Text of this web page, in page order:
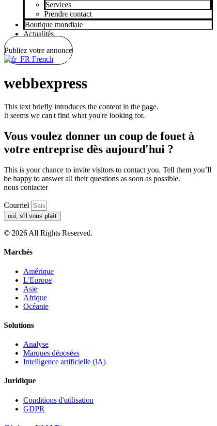
Services
Prendre contact
Boutique mondiale
Actualités
Publiez votre annonce
French
webbexpress
This text briefly introduces the content in the page.
It seems we can't find what you're looking for.
Vous voulez donner un coup de fouet à
votre entreprise dès aujourd'hui ?
This is your chance to invite visitors to contact you. Tell them you’ll
be happy to answer all their questions as soon as possible.
nous contacter
Courriel
oui, s'il vous plaît
© 2026 All Rights Reserved.
Marchés
Amérique
L'Europe
Asie
Afrique
Océanie
Solutions
Analyse
Marques déposées
Intelligence artificielle (IA)
Juridique
Conditions d'utilisation
GDPR